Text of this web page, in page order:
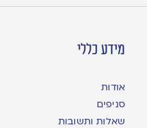
מידע כללי
אודות
סניפים
שאלות ותשובות